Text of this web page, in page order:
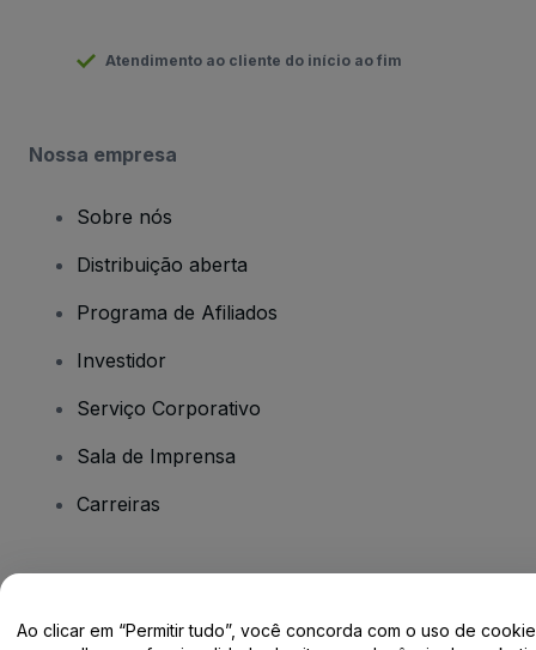
Atendimento ao cliente do início ao fim
Nossa empresa
Sobre nós
Distribuição aberta
Programa de Afiliados
Investidor
Serviço Corporativo
Sala de Imprensa
Carreiras
Ao clicar em “Permitir tudo”, você concorda com o uso de